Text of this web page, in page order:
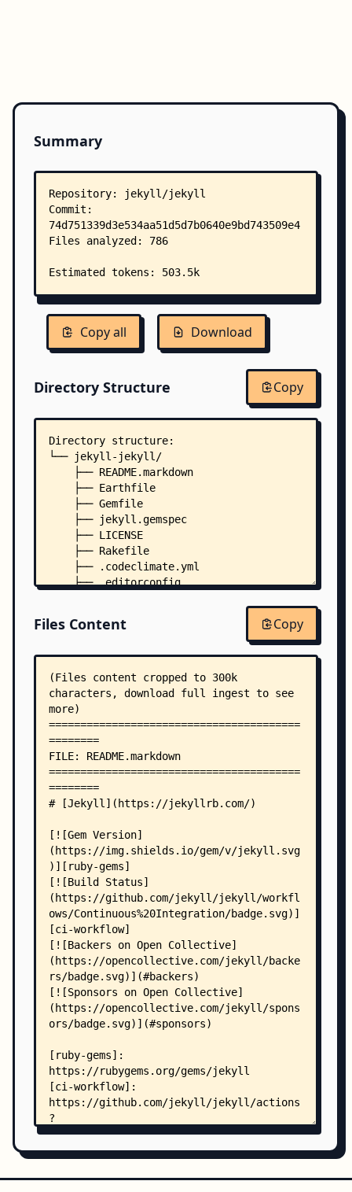
Summary
Copy all Download
Directory Structure Copy
Directory structure:
└── jekyll-jekyll/
    ├── README.markdown
    ├── Earthfile
    ├── Gemfile
    ├── jekyll.gemspec
    ├── LICENSE
    ├── Rakefile
    ├── .codeclimate.yml
    ├── .editorconfig
    ├── .rubocop_todo.yml
    │   ├── capture-assign.rb
    │   ├── conditional_liquid.rb
    │   ├── end-with-vs-regexp
    │   ├── file-dir-ensure-trailing-slash
│   ├── find-filter-vs-where-first-
    │   ├── flat-map
    │   ├── hash-fetch
    │   ├── jekyll-sanitize-path
    │   ├── local-require
    │   ├── native-vs-pathutil-relative
    │   ├── parse-include-tag-params.rb
    │   ├── path-manager.rb
    │   ├── proc-call-vs-yield
    │   ├── regexp-vs-include.rb
    │   ├── sanitize-url.rb
    │   ├── schwartzian_transform.rb
    │   ├── sequential-assignment
    │   ├── static-drop-vs-forwarded.rb
    │   ├── string-concat
    │   ├── string-replacement
    │   └── symbol-to-proc
    ├── docs/
    │   ├── readme.md
    │   ├── CNAME
    │   ├── icomoon-selection.json
    │   ├── latest_version.txt
    │   ├── _data/
    │   │   ├── docs_nav.yml
    │   │   ├── jekyll_filters.yml
    │   │   ├── jekyll_variables.yml
    │   │   ├── permalinks.yml
Files Content Copy